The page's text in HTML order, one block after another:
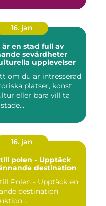
16. jan
är en stad full av
sevärdheter
upplevelser
om du är intresserad
platser, konst
eller bara vill ta
16. jan
polen - Upptäck
destination
Polen - Upptäck en
destination
Introduktion ...